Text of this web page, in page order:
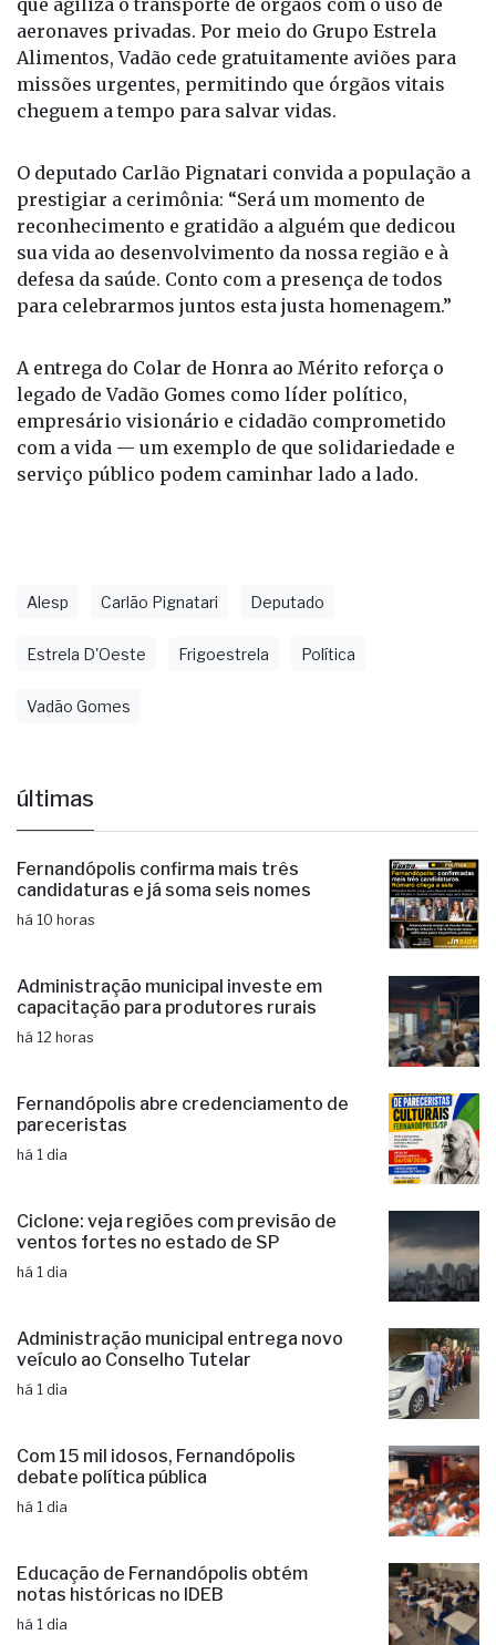
aeronaves privadas. Por meio do Grupo Estrela
Alimentos, Vadão cede gratuitamente aviões para
missões urgentes, permitindo que órgãos vitais
cheguem a tempo para salvar vidas.
O deputado Carlão Pignatari convida a população a
prestigiar a cerimônia: “Será um momento de
reconhecimento e gratidão a alguém que dedicou
sua vida ao desenvolvimento da nossa região e à
defesa da saúde. Conto com a presença de todos
para celebrarmos juntos esta justa homenagem.”
A entrega do Colar de Honra ao Mérito reforça o
legado de Vadão Gomes como líder político,
empresário visionário e cidadão comprometido
com a vida — um exemplo de que solidariedade e
serviço público podem caminhar lado a lado.
Alesp Carlão Pignatari Deputado
Estrela D'Oeste Frigoestrela Política
Vadão Gomes
últimas
Fernandópolis confirma mais três
candidaturas e já soma seis nomes
há 10 horas
Administração municipal investe em
capacitação para produtores rurais
há 12 horas
Fernandópolis abre credenciamento de
pareceristas
há 1 dia
Ciclone: veja regiões com previsão de
ventos fortes no estado de SP
há 1 dia
Administração municipal entrega novo
veículo ao Conselho Tutelar
há 1 dia
Com 15 mil idosos, Fernandópolis
debate política pública
há 1 dia
Educação de Fernandópolis obtém
notas históricas no IDEB
há 1 dia